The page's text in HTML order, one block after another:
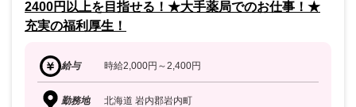
2400円以上を目指せる！★大手薬局でのお仕事！★
充実の福利厚生！
給与 時給2,000円～2,400円
勤務地 北海道 岩内郡岩内町